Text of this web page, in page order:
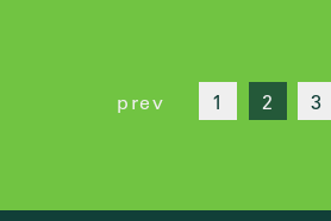
prev 1 2 3